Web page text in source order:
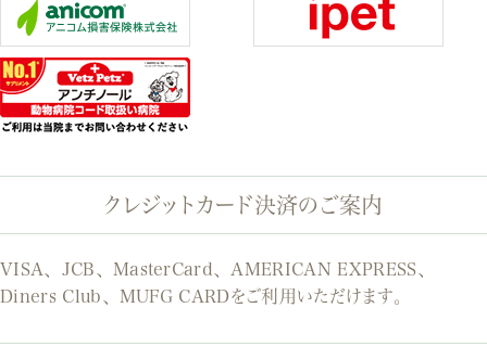
クレジットカード決済のご案内
VISA、JCB、MasterCard、AMERICAN EXPRESS、
Diners Club、MUFG CARDをご利用いただけます。